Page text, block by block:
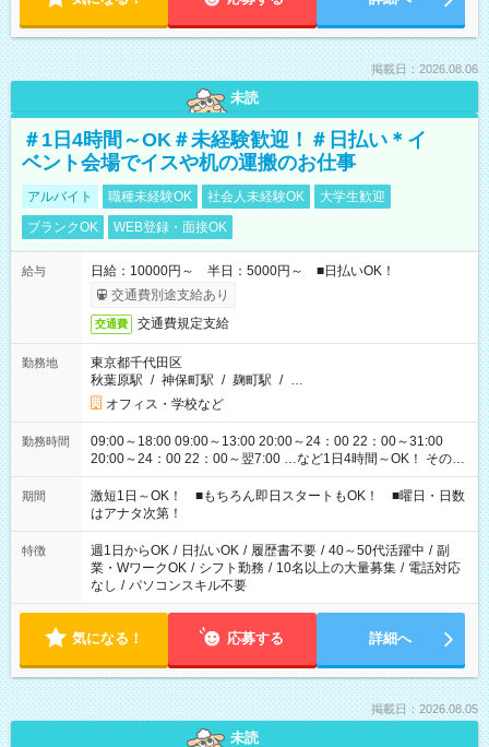
掲載日：2026.08.06
未読
＃1日4時間～OK＃未経験歓迎！＃日払い＊イ
ベント会場でイスや机の運搬のお仕事
アルバイト 職種未経験OK 社会人未経験OK
大学生歓迎
ブランクOK
WEB登録・面接OK
給与
日給：10000円～ 半日：5000円～ ■日払いOK！
交通費別途支給あり
交通費 交通費規定支給
勤務地
東京都千代田区
秋葉原駅 / 神保町駅 / 麹町駅 / …
オフィス・学校など
勤務時間
09:00～18:00 09:00～13:00 20:00～24：00 22：00～31:00
20:00～24：00 22：00～翌7:00 …など1日4時間～OK！ その他
シフトもございます！ お気軽にご相談ください！
期間
激短1日～OK！ ■もちろん即日スタートもOK！ ■曜日・日数
はアナタ次第！
特徴 週1日からOK / 日払いOK / 履歴書不要 / 40～50代活躍中 / 副
業・WワークOK / シフト勤務 / 10名以上の大量募集 / 電話対応
なし / パソコンスキル不要
気になる！ 応募する 詳細へ
掲載日：2026.08.05
未読